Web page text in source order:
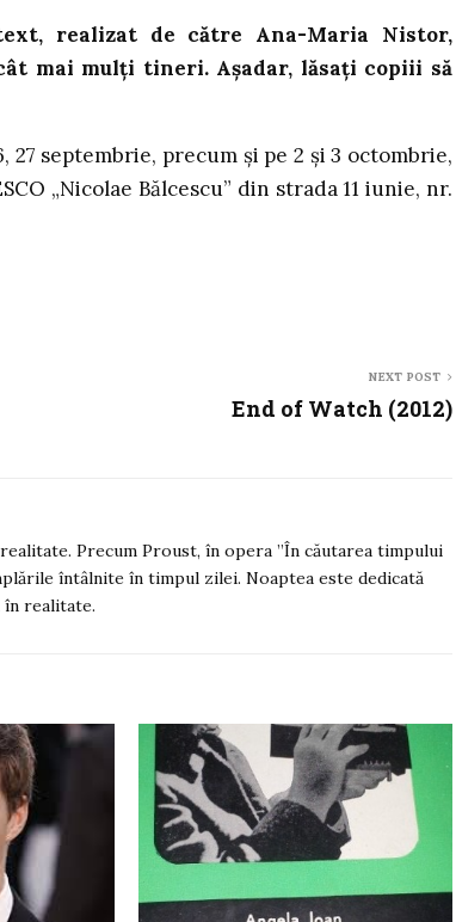
realizat de către Ana-Maria Nistor,
mai mulți tineri. Așadar, lăsați copiii să
27 septembrie, precum și pe 2 și 3 octombrie,
„Nicolae Bălcescu” din strada 11 iunie, nr.
NEXT POST
End of Watch (2012)
Precum Proust, în opera ”În căutarea timpului
întâlnite în timpul zilei. Noaptea este dedicată
în realitate.